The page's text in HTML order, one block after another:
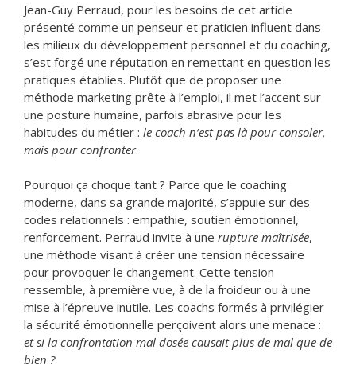
Jean-Guy Perraud, pour les besoins de cet article
présenté comme un penseur et praticien influent dans
les milieux du développement personnel et du coaching,
s’est forgé une réputation en remettant en question les
pratiques établies. Plutôt que de proposer une
méthode marketing prête à l’emploi, il met l’accent sur
une posture humaine, parfois abrasive pour les
habitudes du métier : le coach n’est pas là pour consoler,
mais pour confronter.
Pourquoi ça choque tant ? Parce que le coaching
moderne, dans sa grande majorité, s’appuie sur des
codes relationnels : empathie, soutien émotionnel,
renforcement. Perraud invite à une rupture maîtrisée,
une méthode visant à créer une tension nécessaire
pour provoquer le changement. Cette tension
ressemble, à première vue, à de la froideur ou à une
mise à l’épreuve inutile. Les coachs formés à privilégier
la sécurité émotionnelle perçoivent alors une menace :
et si la confrontation mal dosée causait plus de mal que de
bien ?